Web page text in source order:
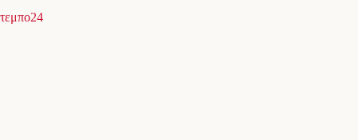
τεμπο24